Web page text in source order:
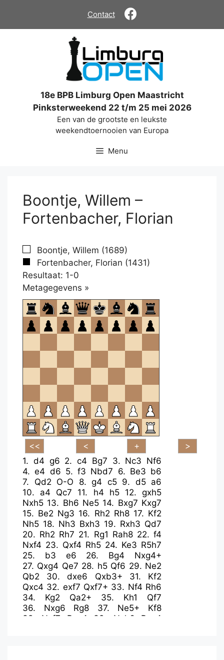
de
Contact
18e BPB Limburg Open Maastricht
Pinksterweekend 22 t/m 25 mei 2026
Een van de grootste en leukste
weekendtoernooien van Europa
Menu
Boontje, Willem –
Fortenbacher, Florian
Boontje, Willem (1689)
Fortenbacher, Florian (1431)
Resultaat: 1-0
Metagegevens »
om
te
openen.
1. d4 g6 2. c4 Bg7 3. Nc3 Nf6
4.e4 d6 5. f3 Nbd7 6. Be3 b6
7. Qd2 O-O 8. g4 c5 9. d5 a6
10. a4 Qc7 11. h4 h5 12.gxh5
Nxh5 13. Bh6 Ne5 14. Bxg7 Kxg7
15. Be2 Ng3 16. Rh2 Rh8 17. Kf2
Nh5 18. Nh3 Bxh3 19. Rxh3 Qd7
20. Rh2 Rh7 21. Rg1 Rah8 22.f4
Nxf4 23. Qxf4 Rh5 24. Ke3 R5h7
25. b3 e6 26. Bg4
Nxg4+
27. Qxg4 Qe7 28. h5 Qf6 29. Ne2
Qb2
30.dxe6 Qxb3+ 31. Kf2
Qxc4 32. exf7 Qxf7+ 33. Nf4 Rh6
34. Kg2 Qa2+ 35. Kh1
Qf7
36. Nxg6 Rg8 37. Ne5+
Kf8
38. Nxf7 Rxg4 39. Nxh6
Rxe4